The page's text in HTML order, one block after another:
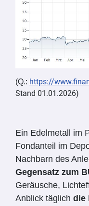
(Q.: https://
Stand 01.01.2026)
Ein Edelmetall im
Fondanteil im
Nachbarn des
Gegensatz zum
Geräusche,
Anblick täglich die